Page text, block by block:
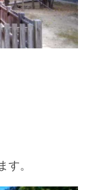
す。